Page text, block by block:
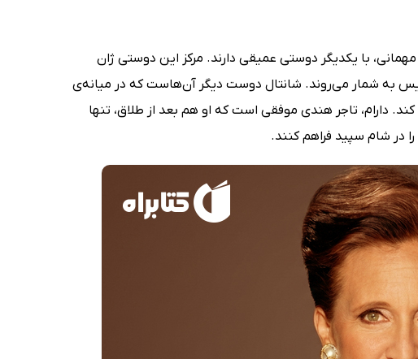
با یکدیگر دوستی عمیقی دارند. مرکز این دوستی ژان
به شمار می‌روند. شانتال دوست دیگر آن‌هاست که در میانه‌ی
دارام، تاجر هندی موفقی است که او هم بعد از طلاق، تنها
در شام سپید فراهم کنند.